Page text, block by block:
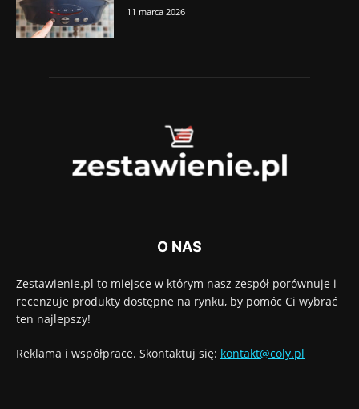
11 marca 2026
O NAS
Zestawienie.pl to miejsce w którym nasz zespół porównuje i
recenzuje produkty dostępne na rynku, by pomóc Ci wybrać
ten najlepszy!
Reklama i współprace. Skontaktuj się: kontakt@coly.pl